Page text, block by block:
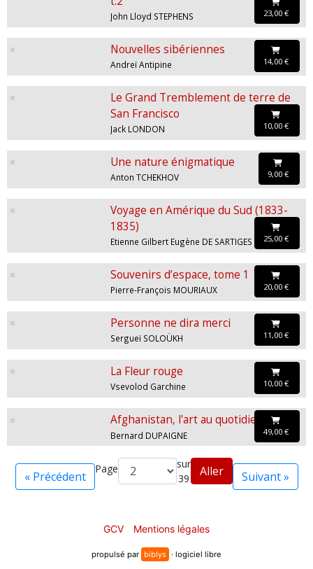
John Lloyd STEPHENS 23,00 €
Nouvelles sibériennes
Andreï Antipine 14,00 €
Le Grand Tremblement de terre de
San Francisco
Jack LONDON 10,00 €
Une nature énigmatique
Anton TCHEKHOV 9,00 €
Voyage en Amérique du Sud (1833-
1835)
Etienne Gilbert Eugène DE SARTIGES 25,00 €
Souvenirs d’espace, tome 1
Pierre-François MOURIAUX 20,00 €
Personne ne dira merci
Sergueï SOLOÜKH 11,00 €
La Fleur rouge
Vsevolod Garchine 10,00 €
Afghanistan, l'art au quotidien - T2
Bernard DUPAIGNE 49,00 €
« Précédent
Page
sur
39
Aller Suivant »
GCV Mentions légales
propulsé par biblys · logiciel libre